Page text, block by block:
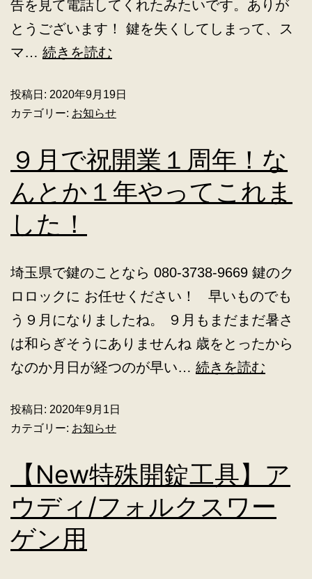
告を見て電話してくれたみたいです。ありが
とうございます！ 鍵を失くしてしまって、ス
マ… 続きを読む
投稿日: 2020年9月19日
カテゴリー: お知らせ
９月で祝開業１周年！な
んとか１年やってこれま
した！
埼玉県で鍵のことなら 080-3738-9669 鍵のク
ロロックに お任せください！ 早いものでも
う９月になりましたね。 ９月もまだまだ暑さ
は和らぎそうにありませんね 歳をとったから
なのか月日が経つのが早い… 続きを読む
投稿日: 2020年9月1日
カテゴリー: お知らせ
【New特殊開錠工具】ア
ウディ/フォルクスワー
ゲン用